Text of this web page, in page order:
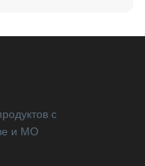
с
и МО